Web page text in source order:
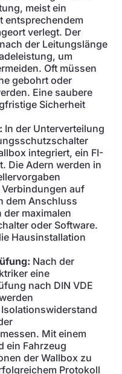
meist ein
entsprechendem
verlegt. Der
der Leitungslänge
um
Oft müssen
gebohrt oder
Eine saubere
Sicherheit
In der Unterverteilung
integriert, ein FI-
Die Adern werden in
auf
dem Anschluss
maximalen
oder Software.
Hausinstallation
Nach der
eine
nach DIN VDE
Mit einem
ein Fahrzeug
der Wallbox zu
Protokoll